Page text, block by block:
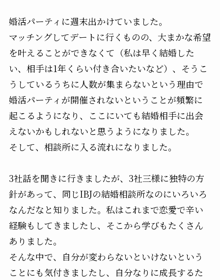
婚活パーティに週末出かけていました。
マッチングしてデートに行くものの、大まかな希望
を叶えることができなくて（私は早く結婚した
い、相手は1年くらい付き合いたいなど）、そうこ
うしているうちに人数が集まらないという理由で
婚活パーティが開催されないということが頻繁に
起こるようになり、ここにいても結婚相手に出会
えないかもしれないと思うようになりました。
そして、相談所に入る流れになりました。
3社話を聞きに行きましたが、3社三様に独特の方
針があって、同じIBJの結婚相談所なのにいろいろ
なんだなと知りました。私はこれまで恋愛で辛い
経験もしてきましたし、そこから学びもたくさん
ありました。
そんな中で、自分が変わらないといけないという
ことにも気付きましたし、自分なりに成長するた